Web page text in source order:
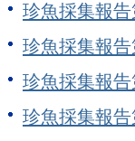
珍魚採集報
珍魚採集報
珍魚採集報
珍魚採集報